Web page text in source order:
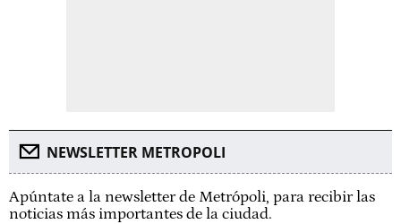
NEWSLETTER METROPOLI
Apúntate a la newsletter de Metrópoli, para recibir las
noticias más importantes de la ciudad.